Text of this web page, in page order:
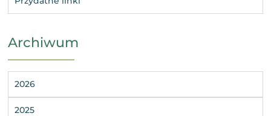
Archiwum
2026
2025